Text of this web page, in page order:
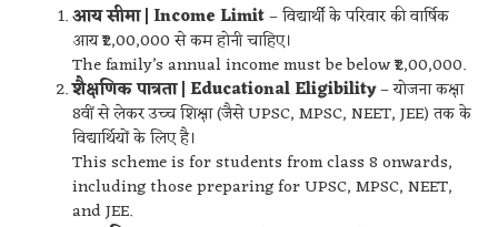
आय सीमा | Income Limit– विद्यार्थी के परिवार की वार्षिक
आय ₹2,00,000 से कम होनी चाहिए।
The family’s annual income must be below ₹2,00,000.
शैक्षणिक पात्रता | Educational Eligibility– योजना कक्षा
8वीं से लेकर उच्च शिक्षा (जैसे UPSC, MPSC, NEET, JEE) तक के
विद्यार्थियों के लिए है।
This scheme is for students from class 8 onwards,
including those preparing for UPSC, MPSC, NEET,
and JEE.